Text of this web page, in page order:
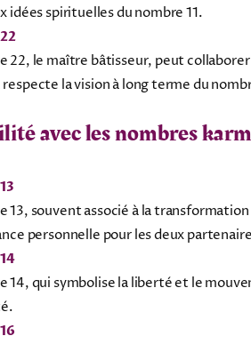
idées spirituelles du nombre 11.
22, le maître bâtisseur, peut
la vision à long terme du
avec les nombres
13, souvent associé à la
personnelle pour les deux
14, qui symbolise la liberté et le